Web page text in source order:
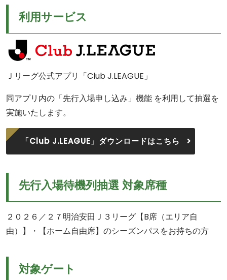
利用サービス
Ｊリーグ公式アプリ「Club J.LEAGUE」
同アプリ内の「先行入場申し込み」機能 を利用して抽選を
実施いたします。
「Club J.LEAGUE」ダウンロードはこちら
先行入場待機列抽選 対象席種
２０２６／２７明治安田Ｊ３リーグ【B席（エリア自
由）】・【ホーム自由席】のシーズンパスをお持ちの方
対象ゲート